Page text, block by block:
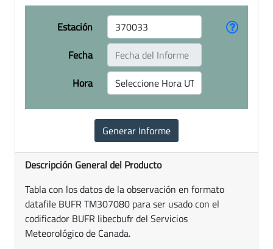
Estación
Fecha
Hora
Descripción General del Producto
Tabla con los datos de la observación en formato
datafile BUFR TM307080 para ser usado con el
codificador BUFR libecbufr del Servicios
Meteorológico de Canada.